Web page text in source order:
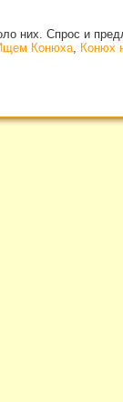
них. Спрос и
Конюха Конюх